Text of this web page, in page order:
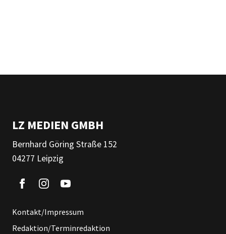
LZ MEDIEN GMBH
Bernhard Göring Straße 152
04277 Leipzig
Kontakt/Impressum
Redaktion/Terminredaktion